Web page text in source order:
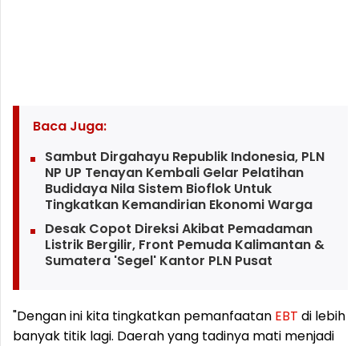
Baca Juga:
Sambut Dirgahayu Republik Indonesia, PLN
NP UP Tenayan Kembali Gelar Pelatihan
Budidaya Nila Sistem Bioflok Untuk
Tingkatkan Kemandirian Ekonomi Warga
Desak Copot Direksi Akibat Pemadaman
Listrik Bergilir, Front Pemuda Kalimantan &
Sumatera 'Segel' Kantor PLN Pusat
"Dengan ini kita tingkatkan pemanfaatan EBT di lebih
banyak titik lagi. Daerah yang tadinya mati menjadi